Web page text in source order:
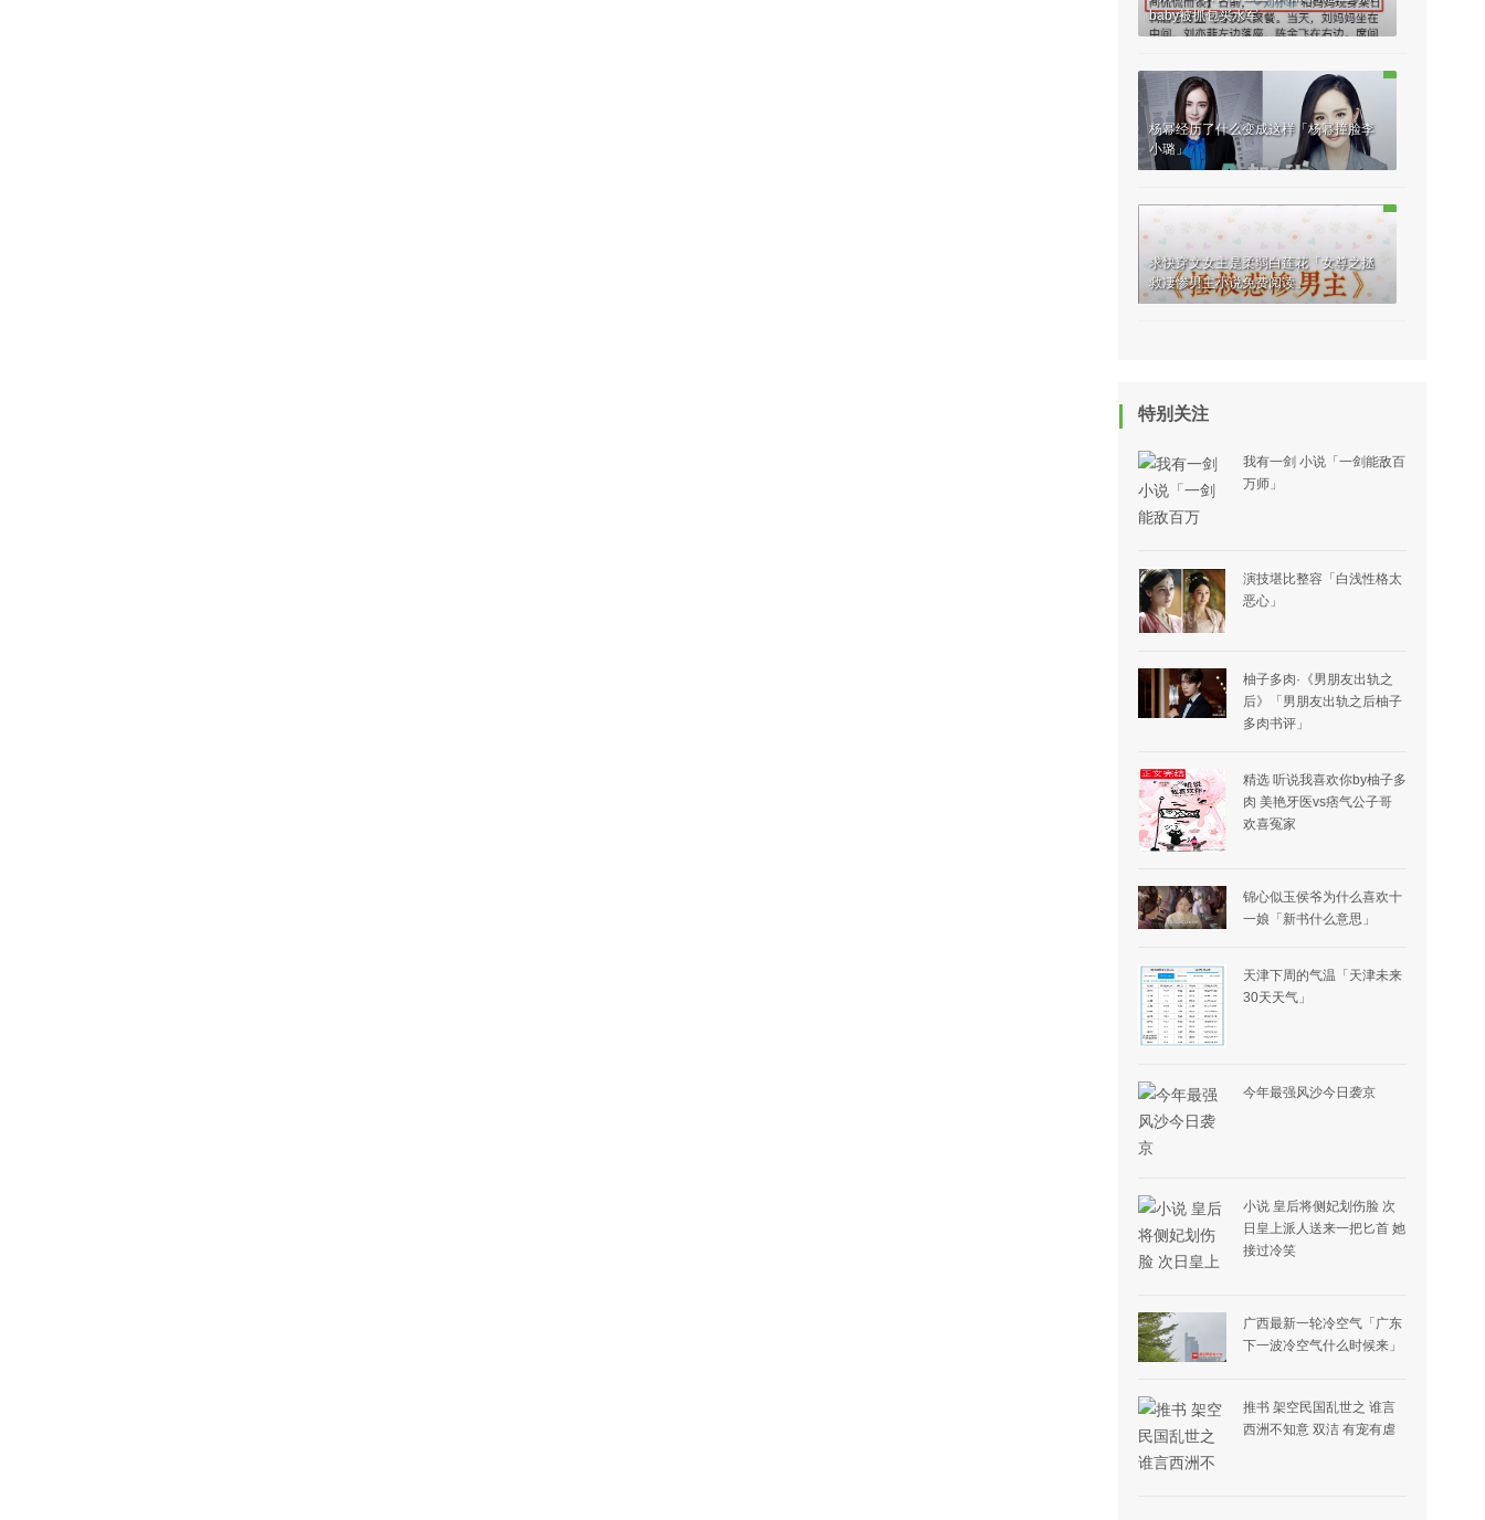
baby被抓包买水军
杨幂经历了什么变成这样「杨幂撞脸李
小璐」
求快穿文女主是柔弱白莲花「女尊之拯
救凄惨男主小说免费阅读」
特别关注
我有一剑 小说「一剑能敌百
万师」
演技堪比整容「白浅性格太
恶心」
柚子多肉·《男朋友出轨之
后》「男朋友出轨之后柚子
多肉书评」
精选 听说我喜欢你by柚子多
肉 美艳牙医vs痞气公子哥
欢喜冤家
锦心似玉侯爷为什么喜欢十
一娘「新书什么意思」
天津下周的气温「天津未来
30天天气」
今年最强风沙今日袭京
小说 皇后将侧妃划伤脸 次
日皇上派人送来一把匕首 她
接过冷笑
广西最新一轮冷空气「广东
下一波冷空气什么时候来」
推书 架空民国乱世之 谁言
西洲不知意 双洁 有宠有虐